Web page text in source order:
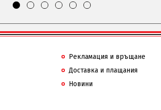
Рекламация и връщане
Доставка и плащания
Новини